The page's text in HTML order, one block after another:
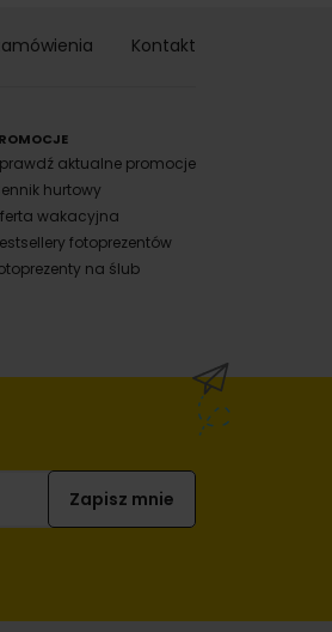
Kontakt
aktualne promocje
hurtowy
wakacyjna
fotoprezentów
na ślub